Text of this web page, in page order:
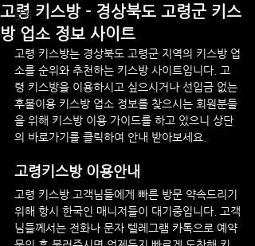
공지
고령 키스방 - 경상북도 고령군 키스
방 업소 정보 사이트
고령 키스방는 경상북도 고령군 지역의 키스방 업
소를 순위와 추천하는 키스방 사이트입니다.
고
령 키스방을 이용하시고 싶으시거나 선입금 없는
후불이용 키스방 업소 정보를 찾으시는 회원분들
을 위해 키스방 이용 가이드를 하고 있으니 상단
의 바로가기를 클릭하여 안내 받아보세요.
고령키스방 이용안내
고령 키스방 고객님들에게 빠른 방문 약속드리기
위해 항시 한국인 매니저들이 대기중입니다. 고객
님들께서는 전화나 문자 텔레그램 카톡으로 예약